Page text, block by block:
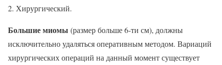
Хирургический.
Большие миомы (размер больше 6-ти см), должны
исключительно удаляться оперативным методом. Вариаций
хирургических операций на данный момент существует